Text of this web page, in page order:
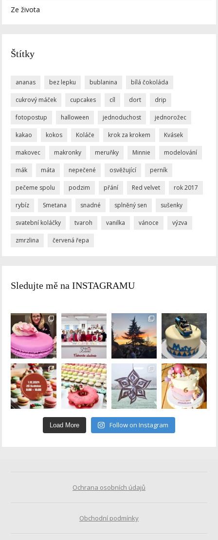
Ze života
Štítky
ananas bez lepku bublanina bílá čokoláda
cukrový máček cupcakes cíl dort drip
fotopostup halloween jednoduchost jednorožec
kakao kokos Koláče krok za krokem Kvásek
makovec makronky meruňky Minnie modelování
mák máta nepečené osvěžující perník
pečeme spolu podzim přání Red velvet rok 2017
rybíz Smetana snadné splněný sen sušenky
svatební koláčky tvaroh vanilka vánoce výzva
zmrzlina červená řepa
Sledujte mě na INSTAGRAMU
Load More Follow on Instagram
Ochrana osobních údajů
Obchodní podmínky